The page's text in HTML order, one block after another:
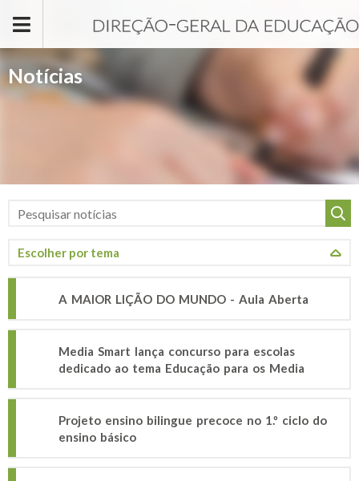
Notícias
A MAIOR LIÇÃO DO MUNDO - Aula Aberta
Media Smart lança concurso para escolas
dedicado ao tema Educação para os Media
Projeto ensino bilingue precoce no 1.º ciclo do
ensino básico